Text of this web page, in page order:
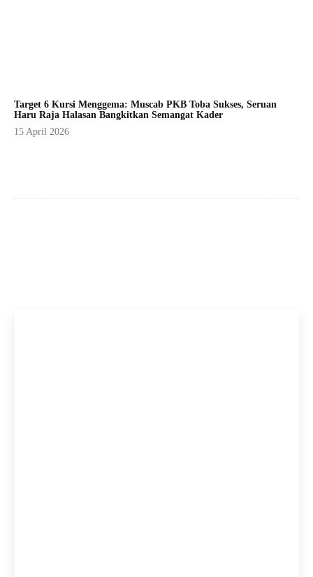
Target 6 Kursi Menggema: Muscab PKB Toba Sukses, Seruan
Haru Raja Halasan Bangkitkan Semangat Kader
15 April 2026